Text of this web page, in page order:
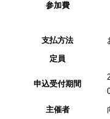
参加費
支払方法
定員
申込受付期間
主催者